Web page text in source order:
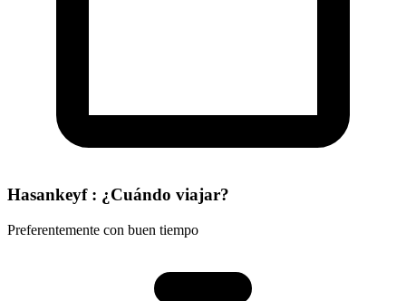
Hasankeyf : ¿Cuándo viajar?
Preferentemente con buen tiempo